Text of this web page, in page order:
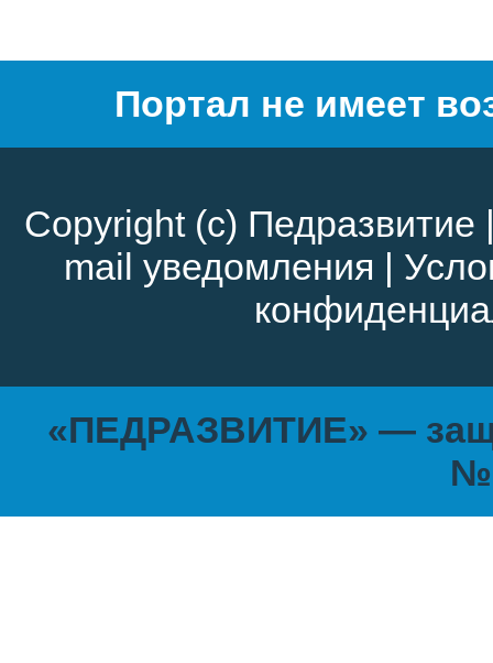
Портал не имеет
Copyright (c) Педразвитие
mail уведомления |
«ПЕДРАЗВИТИЕ» —